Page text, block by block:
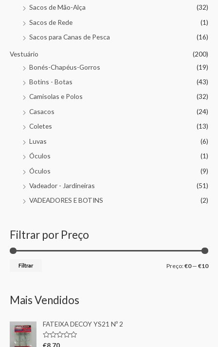
Sacos de Mão-Alça
(32)
Sacos de Rede
(1)
Sacos para Canas de Pesca
(16)
Vestuário
(200)
Bonés-Chapéus-Gorros
(19)
Botins - Botas
(43)
Camisolas e Polos
(32)
Casacos
(24)
Coletes
(13)
Luvas
(6)
Óculos
(1)
Óculos
(9)
Vadeador - Jardineiras
(51)
VADEADORES E BOTINS
(2)
Filtrar por Preço
Filtrar Preço:€0— €10
Mais Vendidos
FATEIXA DECOY YS21 Nº 2
A
€8,70